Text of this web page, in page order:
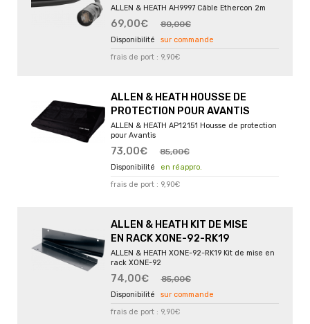
ALLEN & HEATH AH9997 Câble Ethercon 2m
69,00€ 80,00€
sur commande
frais de port : 9,90€
ALLEN & HEATH HOUSSE DE
PROTECTION POUR AVANTIS
ALLEN & HEATH AP12151 Housse de protection
pour Avantis
73,00€ 85,00€
en réappro.
frais de port : 9,90€
ALLEN & HEATH KIT DE MISE
EN RACK XONE-92-RK19
ALLEN & HEATH XONE-92-RK19 Kit de mise en
rack XONE-92
74,00€ 85,00€
sur commande
frais de port : 9,90€